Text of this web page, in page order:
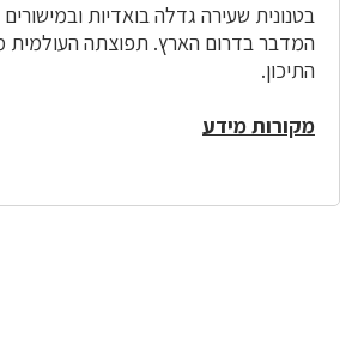
בטנונית שעירה גדלה בואדיות
המדבר בדרום הארץ. תפוצתה
התיכון.
מקורות מידע